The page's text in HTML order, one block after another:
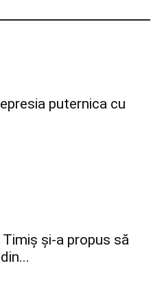
puternica cu
și-a propus să